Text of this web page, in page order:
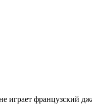
французский